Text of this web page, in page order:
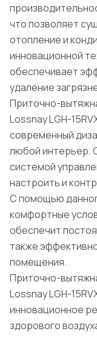
что позволяет
отопление и
инновационной
обеспечивает
удаление
Приточно-
Lossnay LGH-
современный
любой интерьер.
системой
настроить и
С помощью
комфортные
обеспечит
также
помещения.
Приточно-
Lossnay LGH-
инновационное
здорового